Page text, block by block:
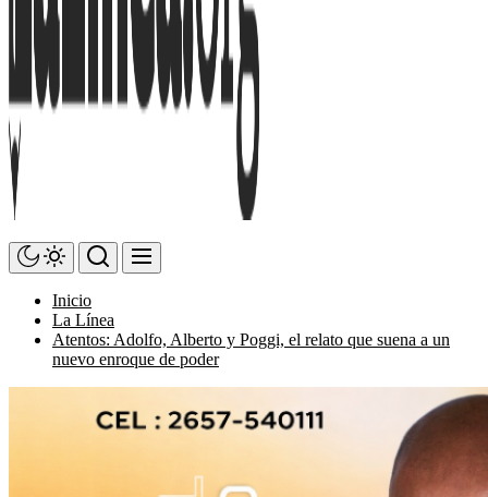
Inicio
La Línea
Atentos: Adolfo, Alberto y Poggi, el relato que suena a un
nuevo enroque de poder